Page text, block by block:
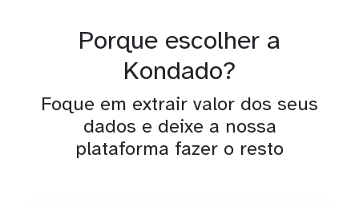
Porque escolher a
Kondado?
Foque em extrair valor dos seus
dados e deixe a nossa
plataforma fazer o resto